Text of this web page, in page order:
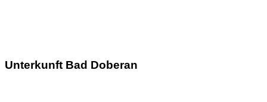
Unterkunft Bad Doberan